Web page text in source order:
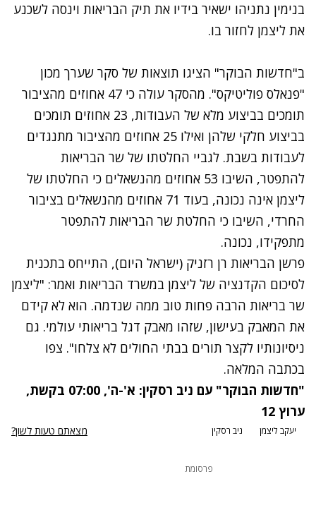
בנימין נתניהו ישאיר בידיו את תיק הבריאות וינסה לשכנע
את ליצמן לחזור בו.
ב"חדשות הבוקר" הציגו תוצאות של סקר שערך מכון
"פנאלס פוליטיקס". מהסקר עולה כי 47 אחוזים מהציבור
תומכים בביצוע מלא של העבודות, 23 אחוזים תומכים
בביצוע חלקי שלהן ואילו 25 אחוזים מהציבור מתנגדים
לעבודות בשבת. לגביי החלטתו של שר הבריאות
להתפטר, השיבו 53 אחוזים מהנשאלים כי החלטתו של
ליצמן אינה נכונה, בעוד 71 אחוזים מהנשאלים בציבור
החרדי, השיבו כי החלטת שר הבריאות להתפטר
מתפקידו, נכונה.
פרשן הבריאות רן רזניק (ישראל היום), התייחס בתכנית
לסיכום הקדנציה של ליצמן במשרד הבריאות ואמר: "ליצמן
שר בריאות הרבה פחות טוב ממה שנדמה. הוא לא קידם
את המאבק בעישון, שזהו מאבק דגל בריאותי עולמי. גם
ניסיונותיו לקצר תורים בבתי החולים לא צלחו". צפו
בכתבה המלאה.
"חדשות הבוקר" עם ניב רסקין: א'-ה', 07:00 בקשת,
ערוץ 12
יעקב ליצמן ניב רסקין מצאתם טעות לשון?
פרסומת